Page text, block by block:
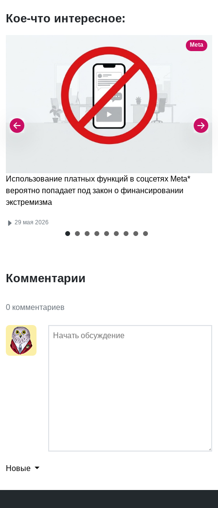
Кое-что интересное:
Meta
Использование платных функций в соцсетях Meta*
вероятно попадает под закон о финансировании
экстремизма
29 мая 2026
Комментарии
0 комментариев
Новые